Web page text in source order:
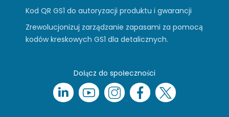
Kod QR GS1 do autoryzacji produktu i gwarancji
Zrewolucjonizuj zarządzanie zapasami za pomocą
kodów kreskowych GS1 dla detalicznych.
Dołącz do społeczności